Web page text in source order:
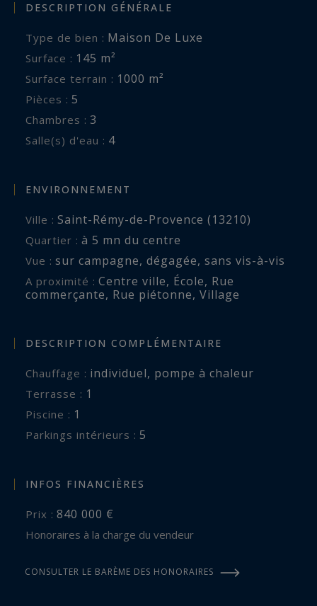
DESCRIPTION GÉNÉRALE
Type de bien : Maison De Luxe
Surface : 145 m²
Surface terrain : 1000 m²
Pièces : 5
Chambres : 3
Salle(s) d'eau : 4
ENVIRONNEMENT
Ville : Saint-Rémy-de-Provence (13210)
Quartier : à 5 mn du centre
Vue : sur campagne, dégagée, sans vis-à-vis
A proximité : Centre ville, École, Rue
commerçante, Rue piétonne, Village
DESCRIPTION COMPLÉMENTAIRE
Chauffage : individuel, pompe à chaleur
terrasse : 1
piscine : 1
parkings intérieurs : 5
INFOS FINANCIÈRES
Prix : 840 000 €
Honoraires à la charge du vendeur
CONSULTER LE BARÈME DES HONORAIRES